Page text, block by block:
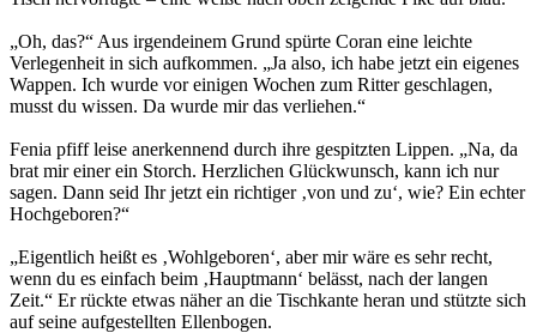
„Oh, das?“ Aus irgendeinem Grund spürte Coran eine leichte
Verlegenheit in sich aufkommen. „Ja also, ich habe jetzt ein eigenes
Wappen. Ich wurde vor einigen Wochen zum Ritter geschlagen,
musst du wissen. Da wurde mir das verliehen.“
Fenia pfiff leise anerkennend durch ihre gespitzten Lippen. „Na, da
brat mir einer ein Storch. Herzlichen Glückwunsch, kann ich nur
sagen. Dann seid Ihr jetzt ein richtiger ‚von und zu‘, wie? Ein echter
Hochgeboren?“
„Eigentlich heißt es ‚Wohlgeboren‘, aber mir wäre es sehr recht,
wenn du es einfach beim ‚Hauptmann‘ belässt, nach der langen
Zeit.“ Er rückte etwas näher an die Tischkante heran und stützte sich
auf seine aufgestellten Ellenbogen.